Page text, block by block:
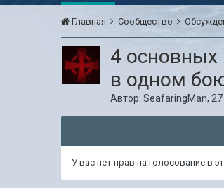
Главная Сообщество
4 основных
в одном
Автор:SeafaringMan,
У вас нет прав на голосование в